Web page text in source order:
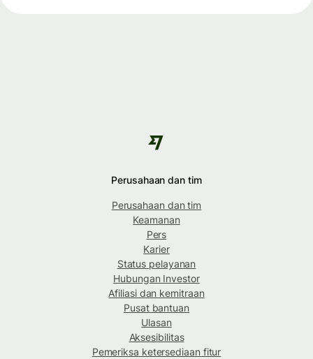
Perusahaan dan tim
Perusahaan dan tim
Keamanan
Pers
Karier
Status pelayanan
Hubungan Investor
Afiliasi dan kemitraan
Pusat bantuan
Ulasan
Aksesibilitas
Pemeriksa ketersediaan fitur